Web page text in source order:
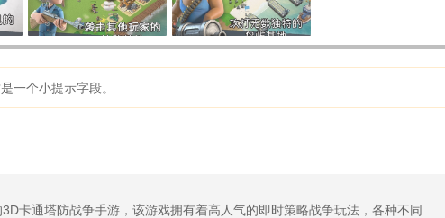
一个小提示字段。
卡通塔防战争手游，该游戏拥有着高人气的即时策略战争玩法，各种不同